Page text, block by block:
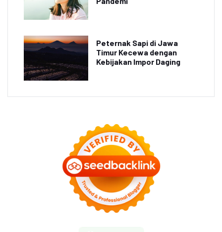
Peternak Sapi di Jawa
Timur Kecewa dengan
Kebijakan Impor Daging